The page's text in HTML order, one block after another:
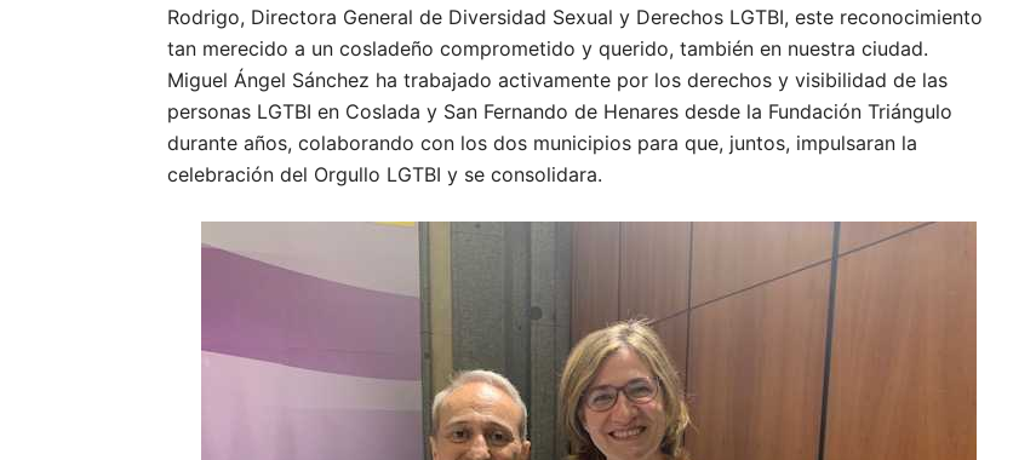
Rodrigo, Directora General de Diversidad Sexual y Derechos LGTBI, este reconocimiento
tan merecido a un cosladeño comprometido y querido, también en nuestra ciudad.
Miguel Ángel Sánchez ha trabajado activamente por los derechos y visibilidad de las
personas LGTBI en Coslada y San Fernando de Henares desde la Fundación Triángulo
durante años, colaborando con los dos municipios para que, juntos, impulsaran la
celebración del Orgullo LGTBI y se consolidara.